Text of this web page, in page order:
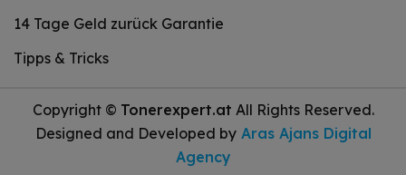
14 Tage Geld zurück Garantie
Tipps & Tricks
Copyright © Tonerexpert.at All Rights Reserved.
Designed and Developed byAras Ajans Digital
Agency